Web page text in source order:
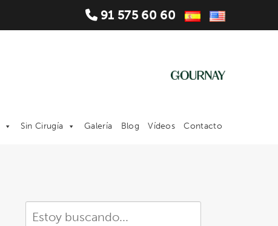
91 575 60 60
Sin Cirugía Galería Blog Vídeos Contacto
Buscar